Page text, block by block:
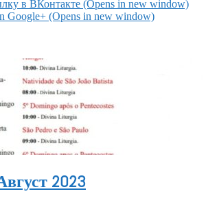
в ВКонтакте (Opens in new window)
Google+ (Opens in new window)
2023